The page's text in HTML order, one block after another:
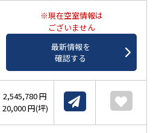
※現在空室情報は
ございません
最新情報を
確認する
2,545,780 円
20,000 円(坪)